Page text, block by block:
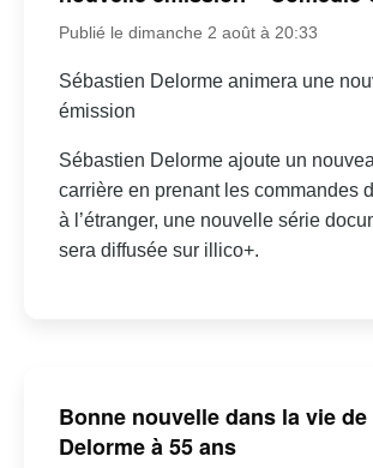
Publié le dimanche 2 août à 20:33
Sébastien Delorme animera une
émission
Sébastien Delorme ajoute un
carrière en prenant les commandes
à l’étranger, une nouvelle série
sera diffusée sur illico+.
Bonne nouvelle dans la vie
Delorme à 55 ans